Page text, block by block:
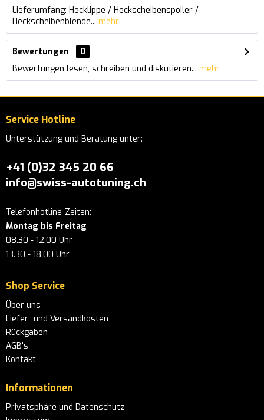
Lieferumfang: Hecklippe / Heckscheibenspoiler /
Heckscheibenblende... mehr
Bewertungen
0
Bewertungen lesen, schreiben und diskutieren... mehr
Service Hotline
Unterstützung und Beratung unter:
+41 (0)32 345 20 66
info@swiss-autotuning.ch
Telefonhotline-Zeiten:
Montag bis Freitag
08.30 - 12.00 Uhr
13.30 - 18.00 Uhr
Shop Service
Über uns
Liefer- und Versandkosten
Rückgaben
AGB's
Kontakt
Informationen
Privatsphäre und Datenschutz